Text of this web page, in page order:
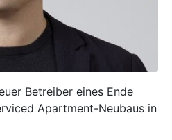
Betreiber eines Ende
Apartment-Neubaus in